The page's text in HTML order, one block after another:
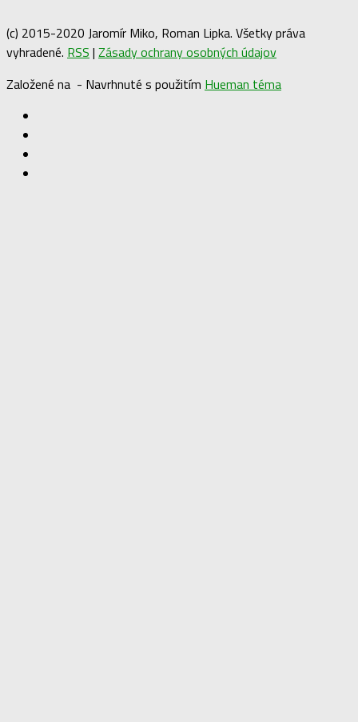
(c) 2015-2020 Jaromír Miko, Roman Lipka. Všetky práva
vyhradené. RSS | Zásady ochrany osobných údajov
Založené na - Navrhnuté s použitím Hueman téma